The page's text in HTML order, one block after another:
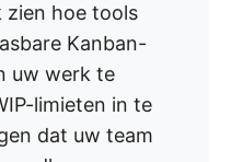
zien hoe tools
Kanban-
uw werk te
limieten in te
dat uw team